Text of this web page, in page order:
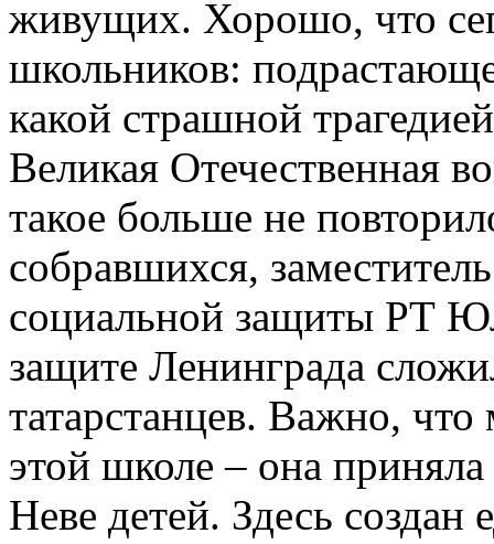
живущих. Хорошо, что
школьников:
какой страшной
Великая Отечественная
такое больше не
собравшихся,
социальной защиты РТ
защите Ленинграда
татарстанцев. Важно,
этой школе – она
Неве детей. Здесь создан